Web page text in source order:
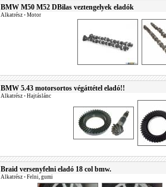
BMW M50 M52 DBilas veztengelyek eladók
Alkatrész • Motor
BMW 5.43 motorsortos végáttétel eladó!!
Alkatrész • Hajtáslánc
Braid versenyfelni eladó 18 col bmw.
Alkatrész • Felni, gumi